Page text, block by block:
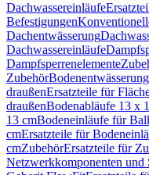
Dachwassereinläufe
Befestigungen
Dachentwässerung
Dachwassereinläufe
Dampfsperrenelemente
ZubehörBodenentwässerung
draußenErsatzteile für
draußenBodenabläufe 13 x
13 cmBodeneinläufe für
cmErsatzteile für
cmZubehörErsatzteile für
Netzwerkkomponenten und